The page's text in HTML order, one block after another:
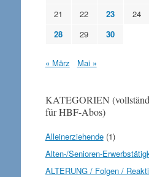
21
22 23 24
28
29 30
« März Mai »
KATEGORIEN
für HBF-Abos)
Alleinerziehende(1)
Alten-/Senioren-
ALTERUNG / Folgen /